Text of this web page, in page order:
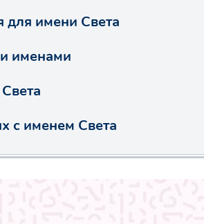
для имени Света
именами
с именем Света